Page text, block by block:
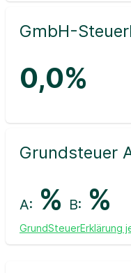
GmbH-
0,0%
Grundsteuer
A: % B: %
GrundSteuerErklärung